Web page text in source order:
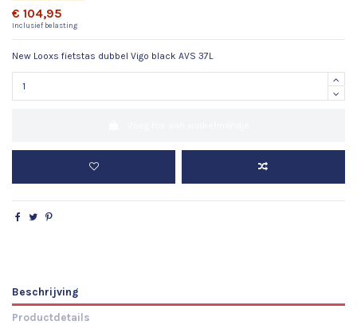
€ 104,95
Inclusief belasting
New Looxs fietstas dubbel Vigo black AVS 37L
Beschrijving
Productdetails